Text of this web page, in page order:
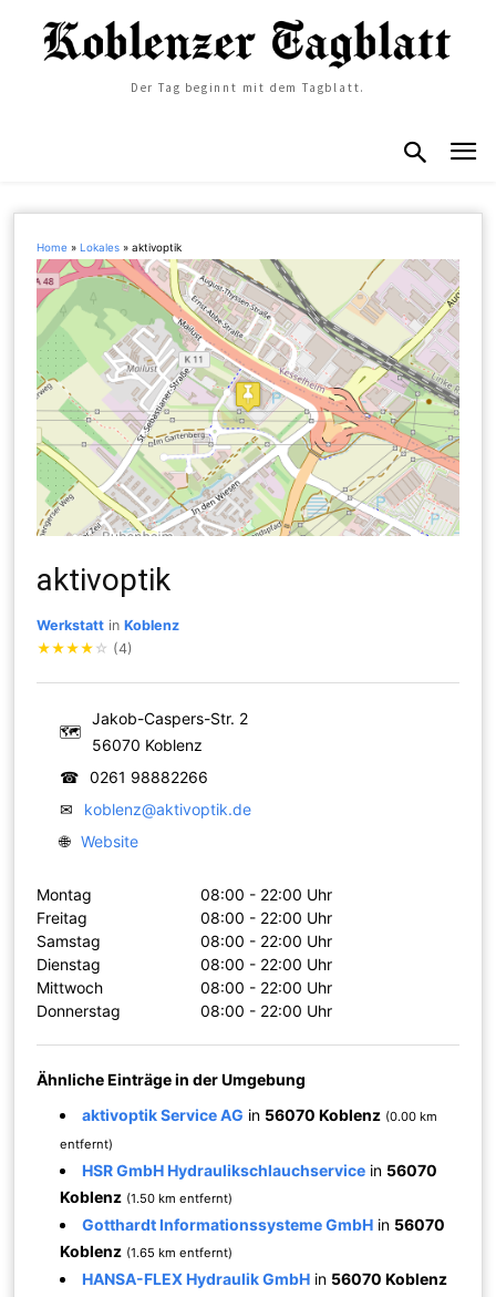
Der Tag beginnt mit dem Tagblatt.
Home »Lokales »aktivoptik
aktivoptik
Werkstatt inKoblenz
★★★★ ☆ (4)
🗺
Jakob-Caspers-Str. 2
56070 Koblenz
☎
0261 98882266
✉
koblenz@aktivoptik.de
🌐 Website
Montag
08:00 - 22:00 Uhr
Freitag
08:00 - 22:00 Uhr
Samstag
08:00 - 22:00 Uhr
Dienstag
08:00 - 22:00 Uhr
Mittwoch
08:00 - 22:00 Uhr
Donnerstag
08:00 - 22:00 Uhr
Ähnliche Einträge in der Umgebung
aktivoptik Service AG in 56070 Koblenz (0.00 km
entfernt)
HSR GmbH Hydraulikschlauchservice in 56070
Koblenz (1.50 km entfernt)
Gotthardt Informationssysteme GmbH in 56070
Koblenz (1.65 km entfernt)
HANSA-FLEX Hydraulik GmbH in 56070 Koblenz